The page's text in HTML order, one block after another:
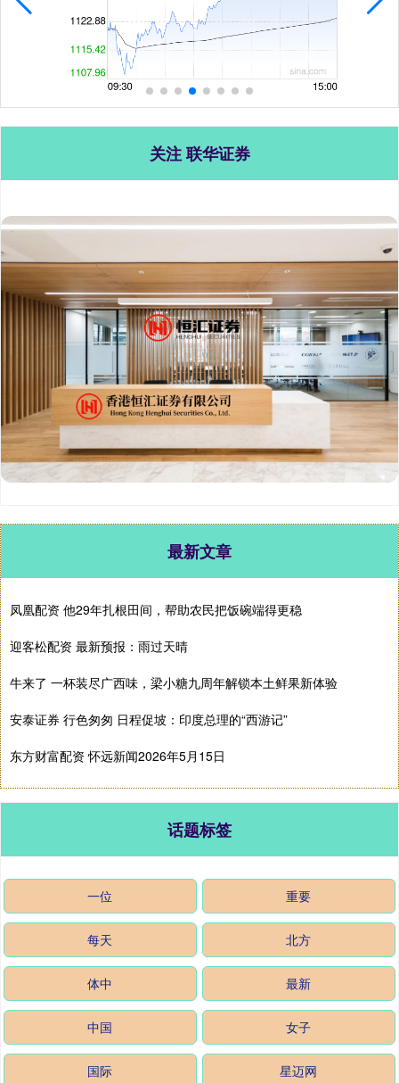
关注 联华证券
最新文章
凤凰配资 他29年扎根田间，帮助农民把饭碗端得更稳
迎客松配资 最新预报：雨过天晴
牛来了 一杯装尽广西味，梁小糖九周年解锁本土鲜果新体验
安泰证券 行色匆匆 日程促坡：印度总理的“西游记”
东方财富配资 怀远新闻2026年5月15日
话题标签
一位 重要
每天 北方
体中 最新
中国 女子
国际 星迈网